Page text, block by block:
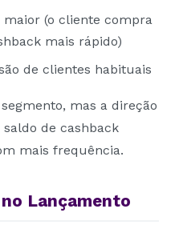
maior (o cliente compra
mais rápido)
de clientes habituais
mas a direção
de cashback
mais frequência.
Lançamento